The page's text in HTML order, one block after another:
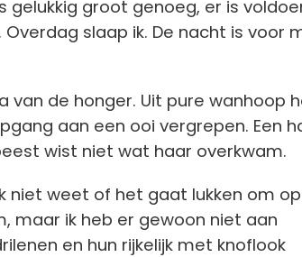
gelukkig groot genoeg, er is
slaap ik. De nacht is voor
van de honger. Uit pure wanhoop
aan een ooi vergrepen. Een
wist niet wat haar overkwam.
niet weet of het gaat lukken om
maar ik heb er gewoon niet aan
en hun rijkelijk met knoflook